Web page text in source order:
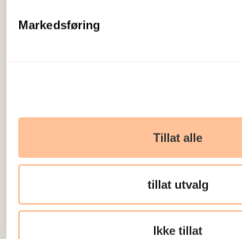
Markedsføring
Tillat alle
tillat utvalg
Ikke tillat
Meld deg på vårt nyhetsbrev
0409 Oslo
Besøksadresse